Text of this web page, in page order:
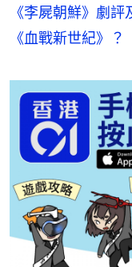
《李屍朝鮮》劇
《血戰新世紀》？